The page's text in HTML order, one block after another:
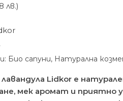
лв.)
Био сапуни, Натурална
Lidkor е
мек аромат и приятно